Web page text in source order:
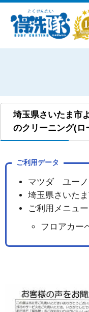
埼玉県さいたま市
のクリーニング(ロ
ご利用データ
マツダ ユー
埼玉県さいた
ご利用メニュー
フロアカー